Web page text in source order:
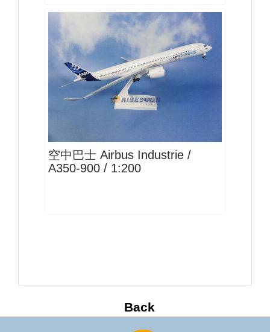
AIB20A359P02 $1700
空中巴士 Airbus Industrie /
A350-900 / 1:200